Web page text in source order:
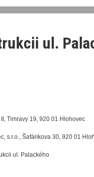
ul.
Timravy 19, 920 01 Hlohovec
s.r.o., Šafárikova 30, 920 01
ul. Palackého